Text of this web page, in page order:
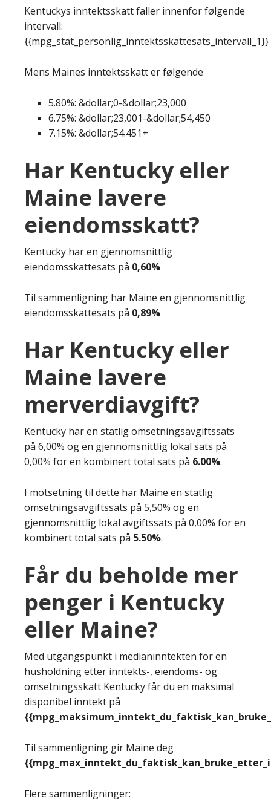
Kentuckys inntektsskatt faller innenfor følgende
intervall:
{{mpg_stat_personlig_inntektsskattesats_intervall_1}}
Mens Maines inntektsskatt er følgende
5.80%: &dollar;0-&dollar;23,000
6.75%: &dollar;23,001-&dollar;54,450
7.15%: &dollar;54.451+
Har Kentucky eller
Maine lavere
eiendomsskatt?
Kentucky har en gjennomsnittlig
eiendomsskattesats på 0,60%
Til sammenligning har Maine en gjennomsnittlig
eiendomsskattesats på 0,89%
Har Kentucky eller
Maine lavere
merverdiavgift?
Kentucky har en statlig omsetningsavgiftssats
på 6,00% og en gjennomsnittlig lokal sats på
0,00% for en kombinert total sats på 6.00%.
I motsetning til dette har Maine en statlig
omsetningsavgiftssats på 5,50% og en
gjennomsnittlig lokal avgiftssats på 0,00% for en
kombinert total sats på 5.50%.
Får du beholde mer
penger i Kentucky
eller Maine?
Med utgangspunkt i medianinntekten for en
husholdning etter inntekts-, eiendoms- og
omsetningsskatt Kentucky får du en maksimal
disponibel inntekt på
Til sammenligning gir Maine deg
Flere sammenligninger: